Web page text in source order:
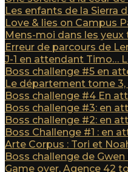
Les enfants de la Sierra
Love & lies on Campus
Mens-moi dans les yeux
Erreur de parcours de
J-1 en attendant Timo…
Boss challenge #5 en
Le département tome 3,
Boss challenge #4 En
Boss challenge #3: en
Boss challenge #2: en
Boss Challenge #1 : en
Arte Corpus : Tori et
Boss challenge de
Game over, Agence 42